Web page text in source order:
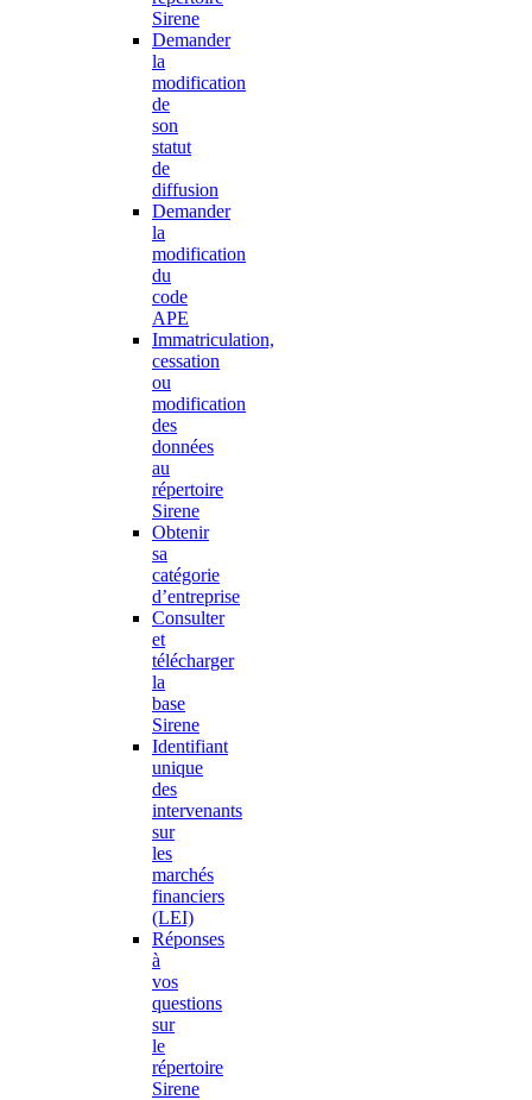
Sirene
Demander
la
modification
de
son
statut
de
diffusion
Demander
la
modification
du
code
APE
Immatriculation,
cessation
ou
modification
des
données
au
répertoire
Sirene
Obtenir
sa
catégorie
d’entreprise
Consulter
et
télécharger
la
base
Sirene
Identifiant
unique
des
intervenants
sur
les
marchés
financiers
(LEI)
Réponses
à
vos
questions
sur
le
répertoire
Sirene